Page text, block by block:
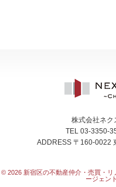
株式会社ネク
TEL 03-3350-
ADDRESS 〒160-0022
© 2026 新宿区の不動産仲介・売買・
ージェン